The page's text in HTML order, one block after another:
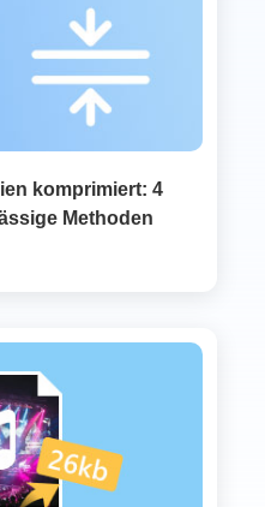
komprimiert: 4
Methoden